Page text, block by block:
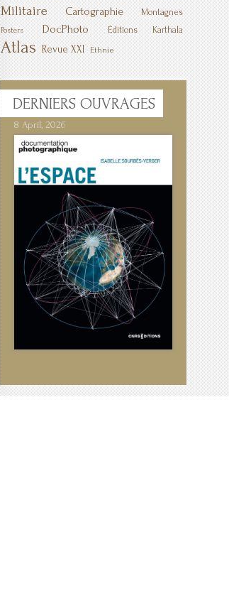
Militaire Cartographie Montagnes
Posters DocPhoto Éditions Karthala
Atlas Revue XXI Ethnie
DERNIERS OUVRAGES
8 April, 2026